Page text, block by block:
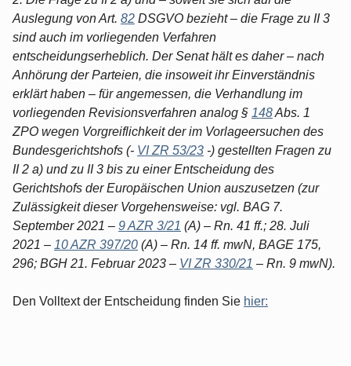
Auslegung von Art. 82 DSGVO bezieht – die Frage zu II 3
sind auch im vorliegenden Verfahren
entscheidungserheblich. Der Senat hält es daher – nach
Anhörung der Parteien, die insoweit ihr Einverständnis
erklärt haben – für angemessen, die Verhandlung im
vorliegenden Revisionsverfahren analog § 148Abs. 1
ZPO wegen Vorgreiflichkeit der im Vorlageersuchen des
Bundesgerichtshofs (- VI ZR 53/23 -) gestellten Fragen zu
II 2 a) und zu II 3 bis zu einer Entscheidung des
Gerichtshofs der Europäischen Union auszusetzen (zur
Zulässigkeit dieser Vorgehensweise: vgl. BAG 7.
September 2021 – 9 AZR 3/21 (A) – Rn. 41 ff.; 28. Juli
2021 – 10 AZR 397/20 (A) – Rn. 14 ff. mwN, BAGE 175,
296; BGH 21. Februar 2023 – VI ZR 330/21 – Rn. 9 mwN).
Den Volltext der Entscheidung finden Sie hier: